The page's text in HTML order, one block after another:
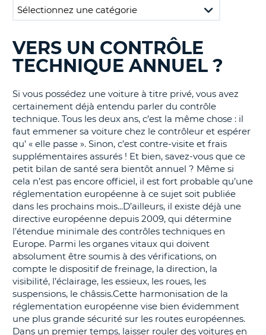
RECHERCHER
DES
BLOGS......
VERS UN CONTRÔLE
TECHNIQUE ANNUEL ?
Si vous possédez une voiture à titre privé, vous avez
certainement déjà entendu parler du contrôle
technique. Tous les deux ans, c’est la même chose : il
faut emmener sa voiture chez le contrôleur et espérer
qu’ « elle passe ». Sinon, c’est contre-visite et frais
supplémentaires assurés ! Et bien, savez-vous que ce
petit bilan de santé sera bientôt annuel ? Même si
cela n’est pas encore officiel, il est fort probable qu’une
réglementation européenne à ce sujet soit publiée
dans les prochains mois...D’ailleurs, il existe déjà une
directive européenne depuis 2009, qui détermine
l’étendue minimale des contrôles techniques en
Europe. Parmi les organes vitaux qui doivent
absolument être soumis à des vérifications, on
compte le dispositif de freinage, la direction, la
visibilité, l’éclairage, les essieux, les roues, les
suspensions, le châssis.Cette harmonisation de la
réglementation européenne vise bien évidemment
une plus grande sécurité sur les routes européennes.
Dans un premier temps, laisser rouler des voitures en